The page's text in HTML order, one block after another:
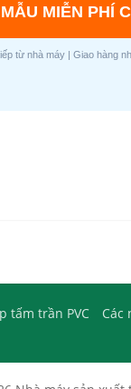
MIỄN PHÍ
từ nhà máy | Giao hàng
tấm trần PVC
Các